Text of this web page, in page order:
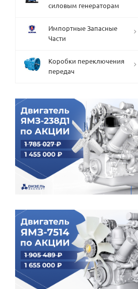
силовым генераторам
Импортные Запасные
Части
Коробки переключения
передач